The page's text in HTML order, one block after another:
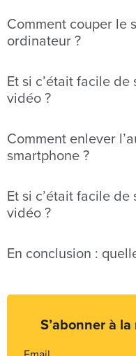
Comment couper le
ordinateur ?
Et si c’était facile de
vidéo ?
Comment enlever
smartphone ?
Et si c’était facile de
vidéo ?
En conclusion :
S’abonner à